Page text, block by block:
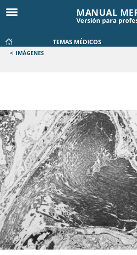
MANUAL
Versión para
TEMAS MÉDICOS
< IMÁGENES